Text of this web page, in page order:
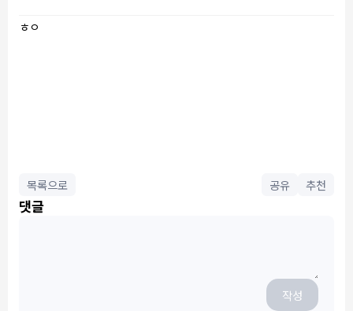
ㅎㅇ
목록으로 공유 추천
댓글
작성